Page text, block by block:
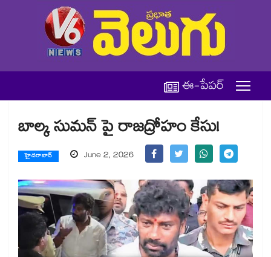
ఈ-పేపర్
బాల్క సుమన్‌‌ పై రాజద్రోహం కేసు!
హైదరాబాద్ June 2, 2026